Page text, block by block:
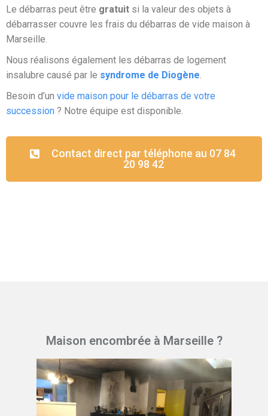
Le débarras peut être gratuit si la valeur des objets à
débarrasser couvre les frais du débarras de vide maison à
Marseille.
Nous réalisons également les débarras de logement
insalubre causé par le syndrome de Diogène
Besoin d’un vide maison pour le débarras de votre
succession ? Notre équipe est disponible.
Contact direct par téléphone au 07 84
20 98 42
Maison encombrée à Marseille ?